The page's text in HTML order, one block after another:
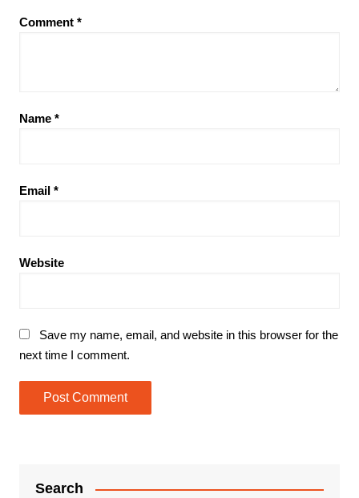
Comment *
Name *
Email *
Website
Save my name, email, and website in this browser for the
next time I comment.
Search